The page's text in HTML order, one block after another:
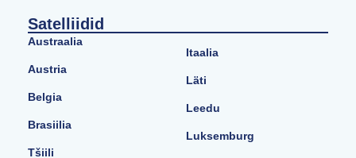
Satelliidid
Austraalia
Austria
Belgia
Brasiilia
Tšiili
Itaalia
Läti
Leedu
Luksemburg